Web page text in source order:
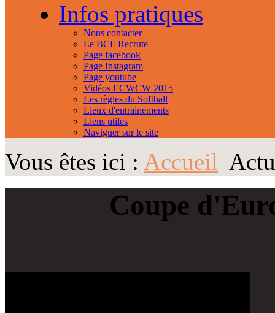
Infos pratiques
Nous contacter
Le BCF Recrute
Page facebook
Page Instagram
Page youtube
Vidéos ECWCW 2015
Les règles du Softball
Lieux d'entrainements
Liens utiles
Naviguer sur le site
Vous êtes ici : Accueil
Coupe